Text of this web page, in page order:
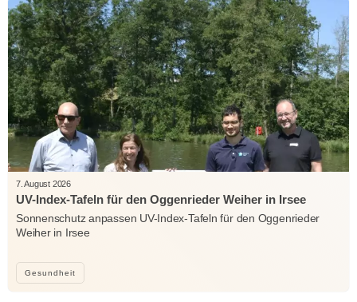
Gesundheit
7. August 2026
UV-Index-Tafeln für den Oggenrieder Weiher in Irsee
Sonnenschutz anpassen UV-Index-Tafeln für den Oggenrieder
Weiher in Irsee